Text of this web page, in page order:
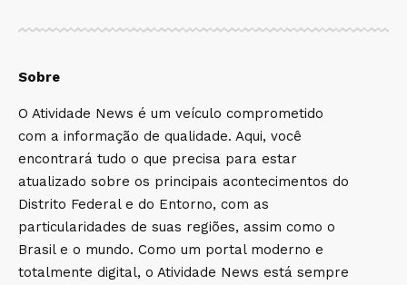
Sobre
O Atividade News é um veículo comprometido
com a informação de qualidade. Aqui, você
encontrará tudo o que precisa para estar
atualizado sobre os principais acontecimentos do
Distrito Federal e do Entorno, com as
particularidades de suas regiões, assim como o
Brasil e o mundo. Como um portal moderno e
totalmente digital, o Atividade News está sempre